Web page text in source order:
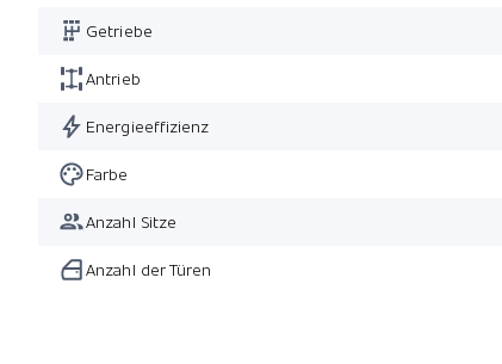
Getriebe
Antrieb
Energieeffizienz
Farbe
Anzahl Sitze
Anzahl der Türen